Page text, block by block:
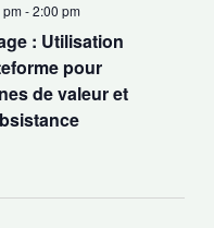
: Utilisation
pour
de valeur et
pm-2:00 pm